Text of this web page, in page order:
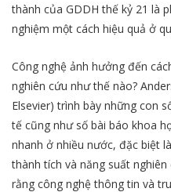
thành của GDDH thế kỷ 21 là
nghiệm một cách hiệu quả ở
Công nghệ ảnh hưởng đến
nghiên cứu như thế nào?
Elsevier) trình bày những con
tế cũng như số bài báo khoa
nhanh ở nhiều nước, đặc biệt
thành tích và năng suất
rằng công nghệ thông tin và